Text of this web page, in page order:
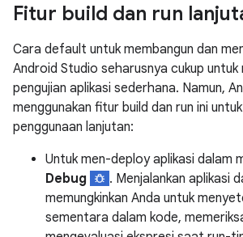
Fitur build dan run
Cara default untuk membangun dan
Android Studio seharusnya cukup untuk
pengujian aplikasi sederhana. Namun,
menggunakan fitur build dan run ini
penggunaan lanjutan:
Untuk men-deploy aplikasi dalam
Debug
. Menjalankan aplikasi
memungkinkan Anda untuk
sementara dalam kode,